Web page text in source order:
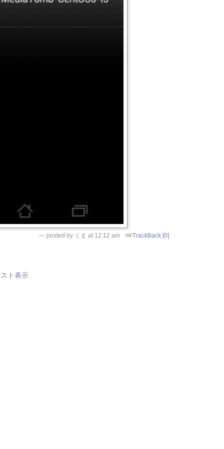
— posted by くま at 12:12 am TrackBack [0]
ト表示